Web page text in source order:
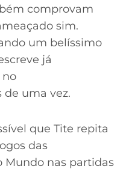
comprovam
sim.
um belíssimo
já
de uma vez.
que Tite repita
das
Mundo nas partidas